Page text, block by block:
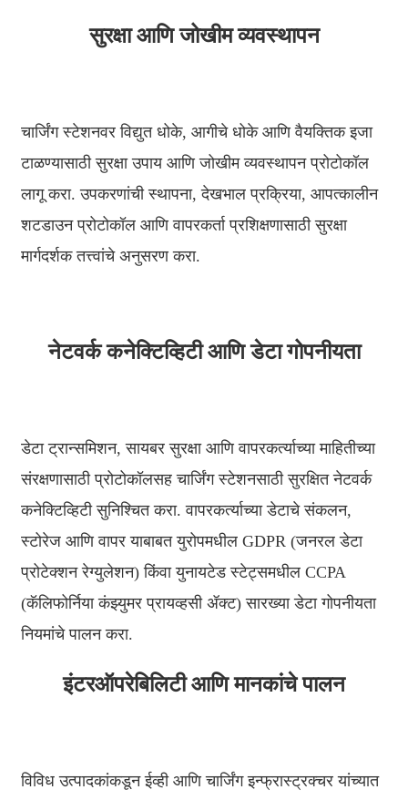
తెలుగు
বাংলা
ગુજરાતી
Sundanese
Türkçe
فارسی
հայերեն
עִבְרִית
繁體中文
सुरक्षा आणि जोखीम व्यवस्थापन
चार्जिंग स्टेशनवर विद्युत धोके, आगीचे धोके आणि वैयक्तिक इजा
टाळण्यासाठी सुरक्षा उपाय आणि जोखीम व्यवस्थापन प्रोटोकॉल
लागू करा. उपकरणांची स्थापना, देखभाल प्रक्रिया, आपत्कालीन
शटडाउन प्रोटोकॉल आणि वापरकर्ता प्रशिक्षणासाठी सुरक्षा
मार्गदर्शक तत्त्वांचे अनुसरण करा.
नेटवर्क कनेक्टिव्हिटी आणि डेटा गोपनीयता
डेटा ट्रान्समिशन, सायबर सुरक्षा आणि वापरकर्त्याच्या माहितीच्या
संरक्षणासाठी प्रोटोकॉलसह चार्जिंग स्टेशनसाठी सुरक्षित नेटवर्क
कनेक्टिव्हिटी सुनिश्चित करा. वापरकर्त्याच्या डेटाचे संकलन,
स्टोरेज आणि वापर याबाबत युरोपमधील GDPR (जनरल डेटा
प्रोटेक्शन रेग्युलेशन) किंवा युनायटेड स्टेट्समधील CCPA
(कॅलिफोर्निया कंझ्युमर प्रायव्हसी ॲक्ट) सारख्या डेटा गोपनीयता
नियमांचे पालन करा.
इंटरऑपरेबिलिटी आणि मानकांचे पालन
विविध उत्पादकांकडून ईव्ही आणि चार्जिंग इन्फ्रास्ट्रक्चर यांच्यात